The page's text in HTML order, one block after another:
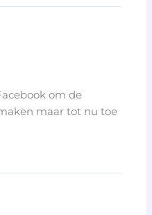
om de
maar tot nu toe